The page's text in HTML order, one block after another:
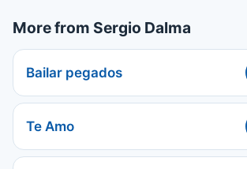
More from Sergio Dalma
Bailar pegados
Te Amo